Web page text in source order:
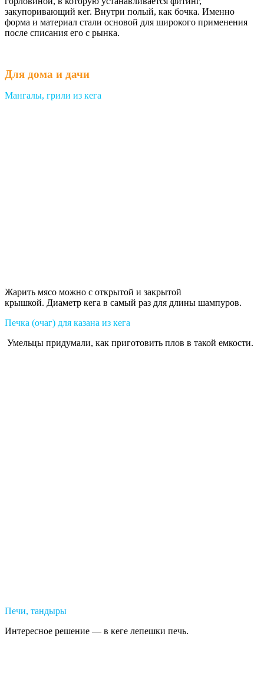
закупоривающий кег. Внутри полый, как бочка. Именно
форма и материал стали основой для широкого применения
после списания его с рынка.
Для дома и дачи
Мангалы, грили из кега
Жарить мясо можно с открытой и закрытой
крышкой. Диаметр кега в самый раз для длины шампуров.
Печка (очаг) для казана из кега
Умельцы придумали, как приготовить плов в такой емкости.
Печи, тандыры
Интересное решение — в кеге лепешки печь.